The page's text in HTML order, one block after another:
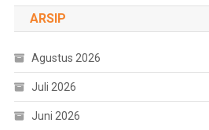
ARSIP
Agustus 2026
Juli 2026
Juni 2026